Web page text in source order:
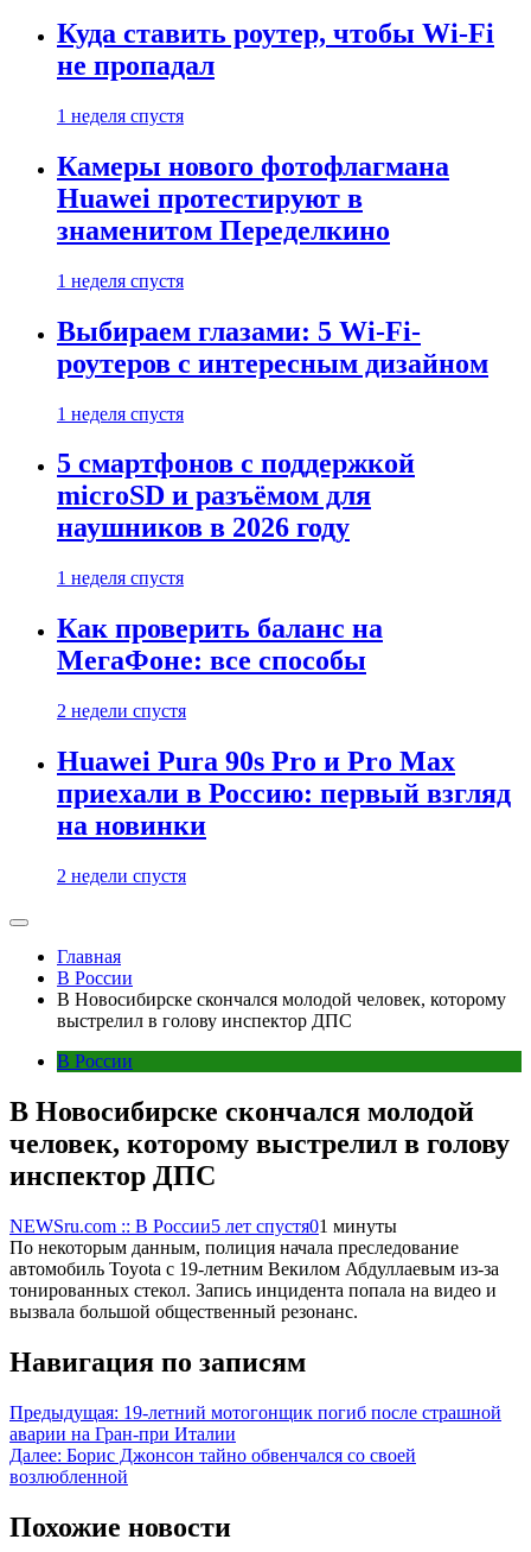
Куда ставить роутер, чтобы Wi-Fi
не пропадал
1 неделя спустя
Камеры нового фотофлагмана
Huawei протестируют в
знаменитом Переделкино
1 неделя спустя
Выбираем глазами: 5 Wi-Fi-
роутеров с интересным дизайном
1 неделя спустя
5 смартфонов с поддержкой
microSD и разъёмом для
наушников в 2026 году
1 неделя спустя
Как проверить баланс на
МегаФоне: все способы
2 недели спустя
Huawei Pura 90s Pro и Pro Max
приехали в Россию: первый взгляд
на новинки
2 недели спустя
Главная
В России
В Новосибирске скончался молодой человек, которому
выстрелил в голову инспектор ДПС
В России
В Новосибирске скончался молодой
человек, которому выстрелил в голову
инспектор ДПС
NEWSru.com :: В России5 лет спустя01 минуты
По некоторым данным, полиция начала преследование
автомобиль Toyota с 19-летним Векилом Абдуллаевым из-за
тонированных стекол. Запись инцидента попала на видео и
вызвала большой общественный резонанс.
Навигация по записям
Предыдущая: 19-летний мотогонщик погиб после страшной
аварии на Гран-при Италии
Далее: Борис Джонсон тайно обвенчался со своей
возлюбленной
Похожие новости